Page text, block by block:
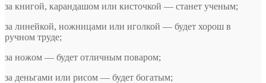
за книгой, карандашом или кисточкой — станет ученым;
за линейкой, ножницами или иголкой — будет хорош в
ручном труде;
за ножом — будет отличным поваром;
за деньгами или рисом — будет богатым;